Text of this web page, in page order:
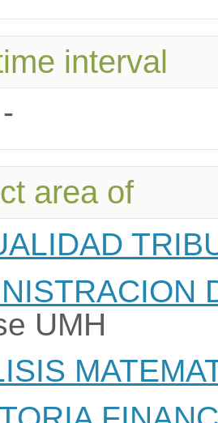
interval
area of
UMH